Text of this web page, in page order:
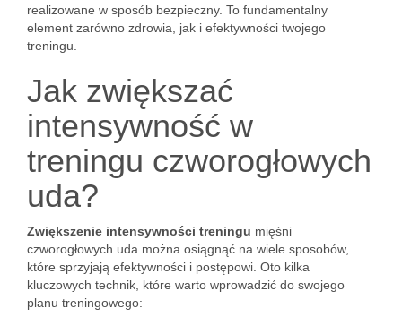
realizowane w sposób bezpieczny. To fundamentalny
element zarówno zdrowia, jak i efektywności twojego
treningu.
Jak zwiększać
intensywność w
treningu czworogłowych
uda?
Zwiększenie intensywności treningu mięśni
czworogłowych uda można osiągnąć na wiele sposobów,
które sprzyjają efektywności i postępowi. Oto kilka
kluczowych technik, które warto wprowadzić do swojego
planu treningowego: